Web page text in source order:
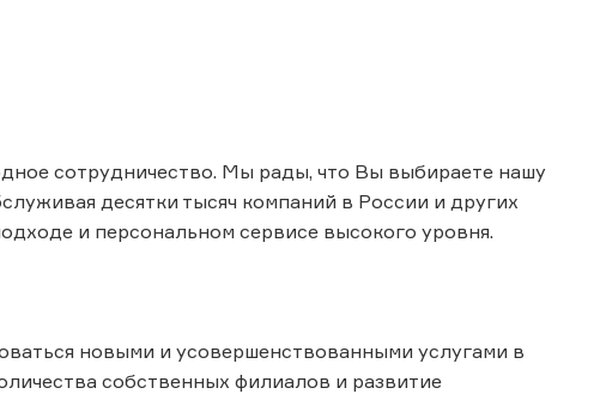
сотрудничество. Мы рады, что Вы выбираете нашу
десятки тысяч компаний в России и других
и персональном сервисе высокого уровня.
новыми и усовершенствованными услугами в
собственных филиалов и развитие